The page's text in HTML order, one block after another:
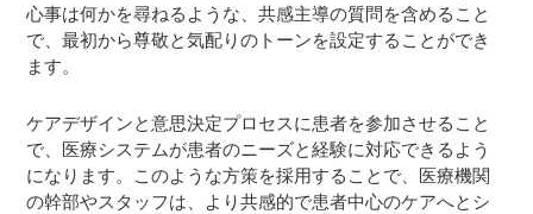
心事は何かを尋ねるような、共感主導の質問を含めること
で、最初から尊敬と気配りのトーンを設定することができ
ます。
ケアデザインと意思決定プロセスに患者を参加させること
で、医療システムが患者のニーズと経験に対応できるよう
になります。このような方策を採用することで、医療機関
の幹部やスタッフは、より共感的で患者中心のケアへとシ